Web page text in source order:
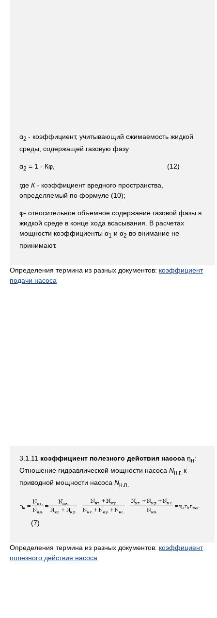
α2 - коэффициент, учитывающий сжимаемость жидкой
среды, содержащей газовую фазу
α2 = 1 - Кφ, (12)
где К- коэффициент вредного пространства,
определяемый по формуле (10);
φ- относительное объемное содержание газовой фазы в
жидкой среде в конце хода всасывания. В расчетах
мощности коэффициенты α1 и α2 во внимание не
принимают.
Определения термина из разных документов: коэффициент
подачи насоса
3.1.11 коэффициент полезного действия насоса ηн:
Отношение гидравлической мощности насоса Nн.г. к
приводной мощности насоса Nн.п.
(7)
Определения термина из разных документов: коэффициент
полезного действия насоса